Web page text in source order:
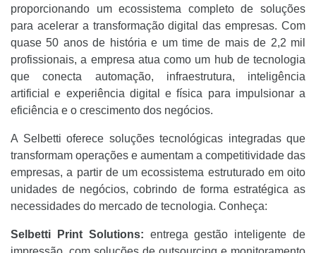
proporcionando um ecossistema completo de soluções
para acelerar a transformação digital das empresas. Com
quase 50 anos de história e um time de mais de 2,2 mil
profissionais, a empresa atua como um hub de tecnologia
que conecta automação, infraestrutura, inteligência
artificial e experiência digital e física para impulsionar a
eficiência e o crescimento dos negócios.
A Selbetti oferece soluções tecnológicas integradas que
transformam operações e aumentam a competitividade das
empresas, a partir de um ecossistema estruturado em oito
unidades de negócios, cobrindo de forma estratégica as
necessidades do mercado de tecnologia. Conheça:
Selbetti Print Solutions: entrega gestão inteligente de